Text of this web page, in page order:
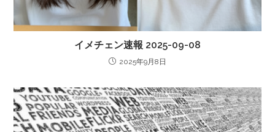
イメチェン速報 2025-09-08
2025年9月8日